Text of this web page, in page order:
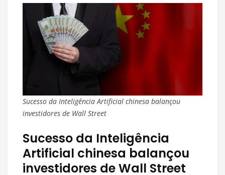
Sucesso da Inteligência Artificial chinesa balançou
investidores de Wall Street
Sucesso da Inteligência
Artificial chinesa balançou
investidores de Wall Street